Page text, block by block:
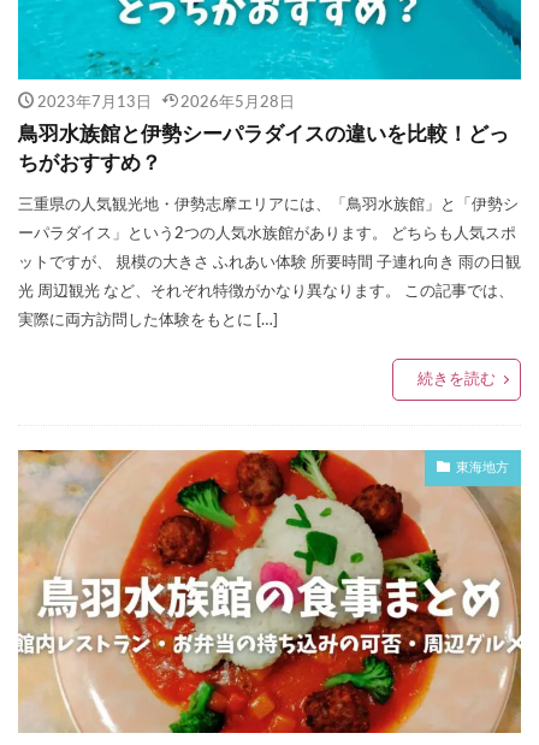
2023年7月13日 2026年5月28日
鳥羽水族館と伊勢シーパラダイスの違いを比較！どっ
ちがおすすめ？
三重県の人気観光地・伊勢志摩エリアには、「鳥羽水族館」と「伊勢シ
ーパラダイス」という2つの人気水族館があります。 どちらも人気スポ
ットですが、 規模の大きさ ふれあい体験 所要時間 子連れ向き 雨の日観
光 周辺観光 など、それぞれ特徴がかなり異なります。 この記事では、
実際に両方訪問した体験をもとに […]
続きを読む
東海地方